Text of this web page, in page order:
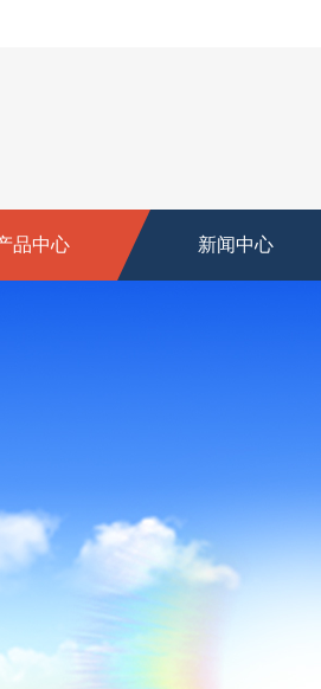
品中心 新闻中心